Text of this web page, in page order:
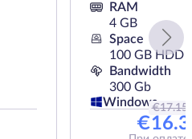
RAM
4 GB
Space
100 GB HDD
Bandwidth
300 Gb
Windows
€17.15
€